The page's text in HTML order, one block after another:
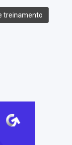
treinamento